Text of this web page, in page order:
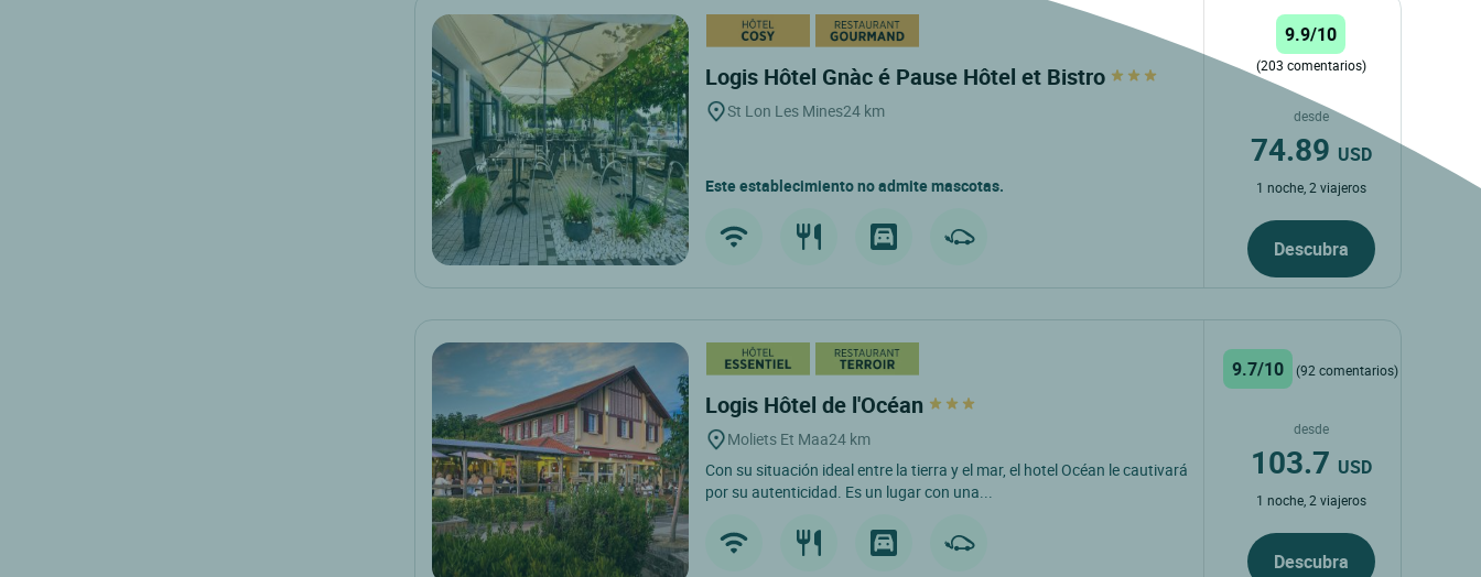
Logis Hôtel Gnàc é Pause Hôtel et Bistro
St Lon Les Mines24 km
Este establecimiento no admite mascotas.
9.9/10
(203 comentarios)
desde
74.89 USD
1 noche, 2 viajeros
Descubra
Logis Hôtel de l'Océan
Moliets Et Maa24 km
Con su situación ideal entre la tierra y el mar, el hotel Océan le cautivará
por su autenticidad. Es un lugar con una...
9.7/10 (92 comentarios)
desde
103.7 USD
1 noche, 2 viajeros
Descubra